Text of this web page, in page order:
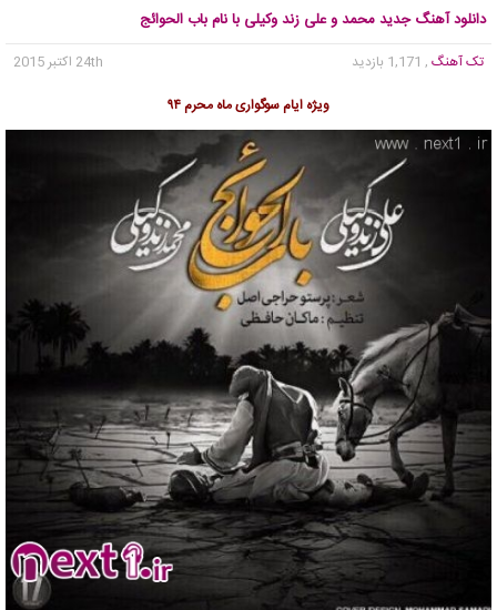
دانلود آهنگ جدید محمد و علی زند وکیلی با نام باب الحوائج
تک آهنگ , 1,171 بازدید
24th اکتبر 2015
ویژه ایام سوگواری ماه محرم ۹۴